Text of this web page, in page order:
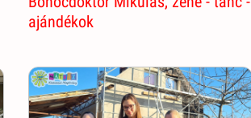
ajándékok